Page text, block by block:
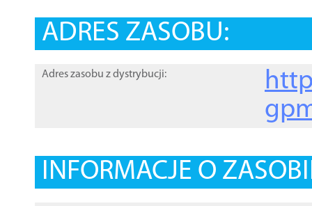
ADRES ZASOBU:
Adres zasobu z dystrybucji:
INFORMACJE O